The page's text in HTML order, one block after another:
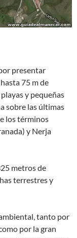
presentar
75 m de
y pequeñas
sobre las últimas
los términos
y Nerja
metros de
terrestres y
tanto por
por la gran